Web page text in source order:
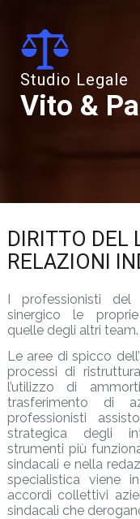
Studio Legale
Vito &
DIRITTO DEL
RELAZIONI
I professionisti del
sinergico le
quelle degli altri team.
Le aree di spicco
processi di
l’utilizzo di
trasferimento di
professionisti
strategica degli
strumenti più
sindacali e nella
specialistica viene
accordi collettivi
sindacali che